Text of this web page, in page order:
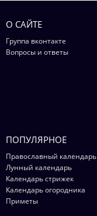
О САЙТЕ
Группа вконтакте
Вопросы и ответы
ПОПУЛЯРНОЕ
Православный календарь
Лунный календарь
Календарь стрижек
Календарь огородника
Приметы